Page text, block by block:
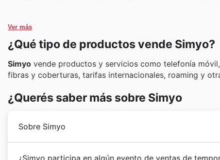
Ver más
¿Qué tipo de productos vende Simyo?
Simyo vende productos y servicios como telefonía
fibras y coberturas, tarifas internacionales, roaming y
¿Querés saber más sobre Simyo
Sobre Simyo